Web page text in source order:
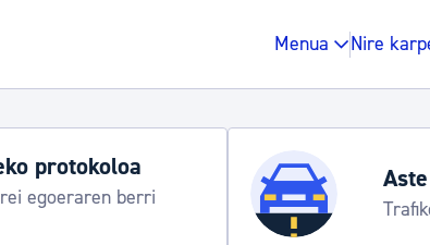
Menua Nire
protokoloa
egoeraren berri